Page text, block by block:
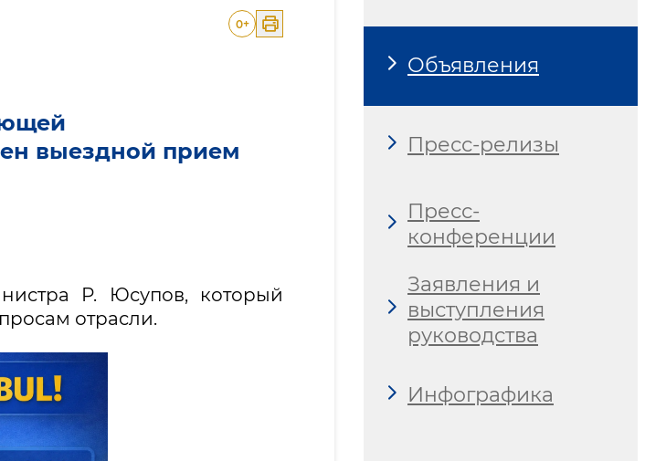
0+
выездной прием
Р. Юсупов, который
отрасли.
Объявления
Пресс-релизы
Пресс-
конференции
Заявления и
выступления
руководства
Инфографика